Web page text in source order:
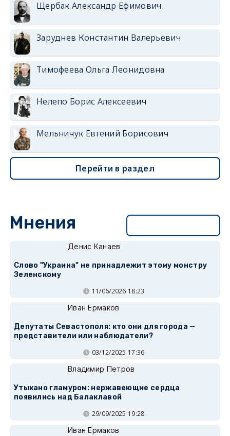
Щербак Александр Ефимович
Заруднев Константин Валерьевич
Тимофеева Ольга Леонидовна
Нелепо Борис Алексеевич
Мельничук Евгений Борисович
Перейти в раздел
Мнения
Денис Канаев
Слово "Украина" не принадлежит этому монстру
Зеленскому
11/06/2026 18:23
Иван Ермаков
Депутаты Севастополя: кто они для города —
представители или наблюдатели?
03/12/2025 17:36
Владимир Петров
Утыкано гламуром: нержавеющие сердца
появились над Балаклавой
29/09/2025 19:28
Иван Ермаков